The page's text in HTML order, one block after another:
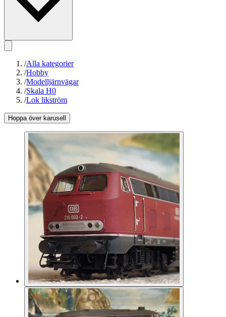
/Alla kategorier
/Hobby
/Modelljärnvägar
/Skala H0
/Lok likström
Hoppa över karusell